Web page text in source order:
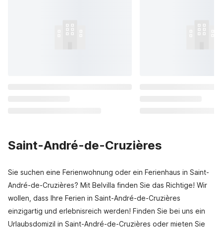
Saint-André-de-Cruzières
Sie suchen eine Ferienwohnung oder ein Ferienhaus in Saint-
André-de-Cruzières? Mit Belvilla finden Sie das Richtige! Wir
wollen, dass Ihre Ferien in Saint-André-de-Cruzières
einzigartig und erlebnisreich werden! Finden Sie bei uns ein
Urlaubsdomizil in Saint-André-de-Cruzières oder mieten Sie